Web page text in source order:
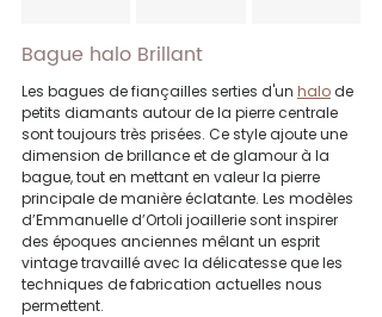
Bague halo Brillant
Les bagues de fiançailles serties d'un halo de
petits diamants autour de la pierre centrale
sont toujours très prisées. Ce style ajoute une
dimension de brillance et de glamour à la
bague, tout en mettant en valeur la pierre
principale de manière éclatante. Les modèles
d’Emmanuelle d’Ortoli joaillerie sont inspirer
des époques anciennes mêlant un esprit
vintage travaillé avec la délicatesse que les
techniques de fabrication actuelles nous
permettent.